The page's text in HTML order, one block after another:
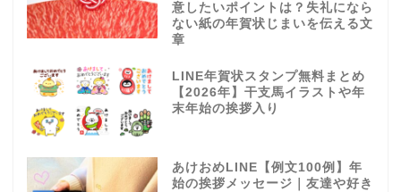
意したいポイントは？失礼になら
ない紙の年賀状じまいを伝える文
章
LINE年賀状スタンプ無料まとめ
【2026年】干支馬イラストや年
末年始の挨拶入り
あけおめLINE【例文100例】年
始の挨拶メッセージ｜友達や好き